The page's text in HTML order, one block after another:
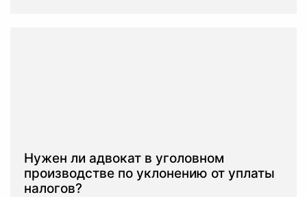
Нужен ли адвокат в уголовном
производстве по уклонению от уплаты
налогов?